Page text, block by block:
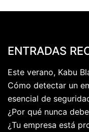
ENTRADAS
Este verano, Kabu
Cómo detectar un
esencial de
¿Por qué nunca
¿Tu empresa está